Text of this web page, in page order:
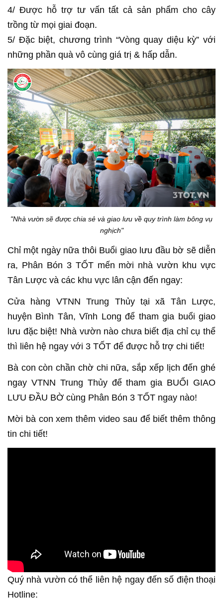
4/ Được hỗ trợ tư vấn tất cả sản phẩm cho cây
trồng từ mọi giai đoạn.
5/ Đặc biệt, chương trình “Vòng quay diệu kỳ” với
những phần quà vô cùng giá trị & hấp dẫn.
"Nhà vườn sẽ được chia sẻ và giao lưu về quy trình làm bông vụ
nghịch"
Chỉ một ngày nữa thôi Buổi giao lưu đầu bờ sẽ diễn
ra, Phân Bón 3 TỐT mến mời nhà vườn khu vực
Tân Lược và các khu vực lân cận đến ngay:
Cửa hàng VTNN Trung Thủy tại xã Tân Lược,
huyện Bình Tân, Vĩnh Long để tham gia buổi giao
lưu đặc biệt! Nhà vườn nào chưa biết địa chỉ cụ thể
thì liên hệ ngay với 3 TỐT để được hỗ trợ chi tiết!
Bà con còn chần chờ chi nữa, sắp xếp lịch đến ghé
ngay VTNN Trung Thủy để tham gia BUỔI GIAO
LƯU ĐẦU BỜ cùng Phân Bón 3 TỐT ngay nào!
Mời bà con xem thêm video sau để biết thêm thông
tin chi tiết!
Quý nhà vườn có thể liên hệ ngay đến số điện thoại
Hotline: